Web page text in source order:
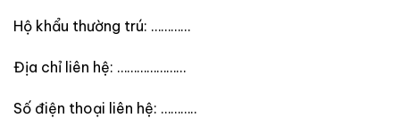
Hộ khẩu thường trú: …………
Địa chỉ liên hệ: …………………
Số điện thoại liên hệ: ………..